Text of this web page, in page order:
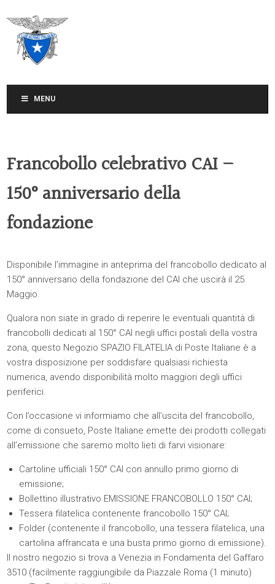
MENU
Francobollo celebrativo CAI –
150° anniversario della
fondazione
Disponibile l’immagine in anteprima del francobollo dedicato al
150° anniversario della fondazione del CAI che uscirà il 25
Maggio.
Qualora non siate in grado di reperire le eventuali quantità di
francobolli dedicati al 150° CAI negli uffici postali della vostra
zona, questo Negozio SPAZIO FILATELIA di Poste Italiane è a
vostra disposizione per soddisfare qualsiasi richiesta
numerica, avendo disponibilità molto maggiori degli uffici
periferici.
Con l’occasione vi informiamo che all’uscita del francobollo,
come di consueto, Poste Italiane emette dei prodotti collegati
all’emissione che saremo molto lieti di farvi visionare:
Cartoline ufficiali 150° CAI con annullo primo giorno di
emissione;
Bollettino illustrativo EMISSIONE FRANCOBOLLO 150° CAI;
Tessera filatelica contenente francobollo 150° CAI;
Folder (contenente il francobollo, una tessera filatelica, una
cartolina affrancata e una busta primo giorno di emissione).
Il nostro negozio si trova a Venezia in Fondamenta del Gaffaro
3510 (facilmente raggiungibile da Piazzale Roma (1 minuto)